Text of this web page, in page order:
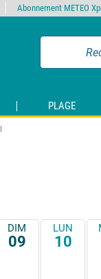
PLAGE
DIM
09
LUN
10
Abonnement METEO